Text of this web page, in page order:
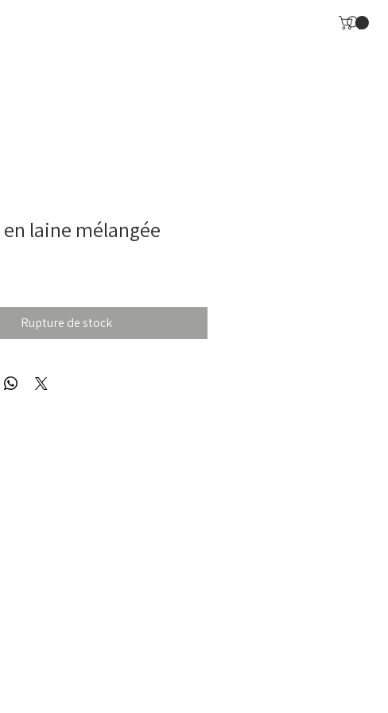
laine mélangée
Rupture de stock